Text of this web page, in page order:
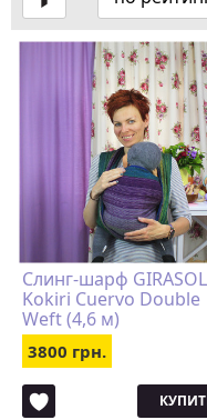
Слинг-шарф GIRASOL
Kokiri Cuervo Double
Weft (4,6 м)
3800 грн.